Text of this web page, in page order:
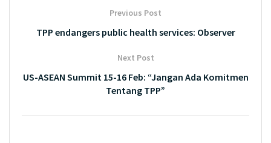
Previous Post
TPP endangers public health services: Observer
Next Post
US-ASEAN Summit 15-16 Feb: “Jangan Ada Komitmen
Tentang TPP”